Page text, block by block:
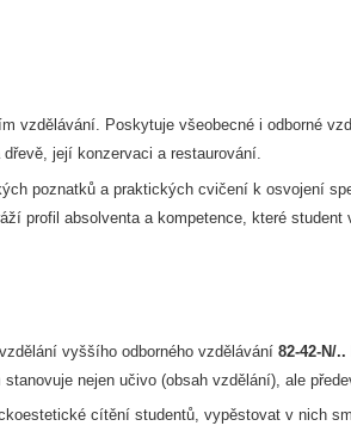
vzdělávání. Poskytuje všeobecné i odborné
její konzervaci a restaurování.
poznatků a praktických cvičení k osvojení
profil absolventa a kompetence, které
vyššího odborného vzdělávání 82-42-N/
nejen učivo (obsah vzdělání), ale
cítění studentů, vypěstovat v nich